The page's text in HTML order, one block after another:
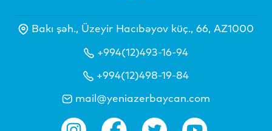
Bakı şəh., Üzeyir Hacıbəyov küç., 66, AZ1000
+994(12)493-16-94
+994(12)498-19-84
mail@yeniazerbaycan.com